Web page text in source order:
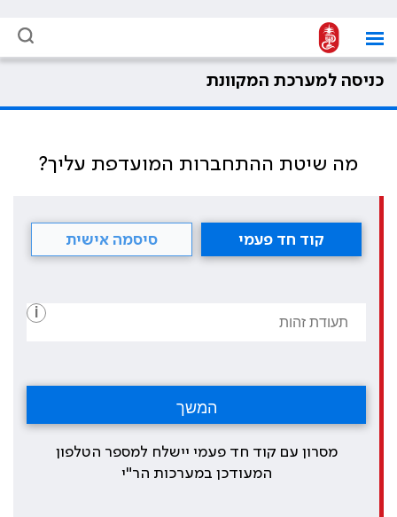
כניסה למערכת המקוונת
מה שיטת ההתחברות המועדפת עליך?
קוד חד פעמי סיסמה אישית
i
מסרון עם קוד חד פעמי יישלח למספר הטלפון
המעודכן במערכות הר"י